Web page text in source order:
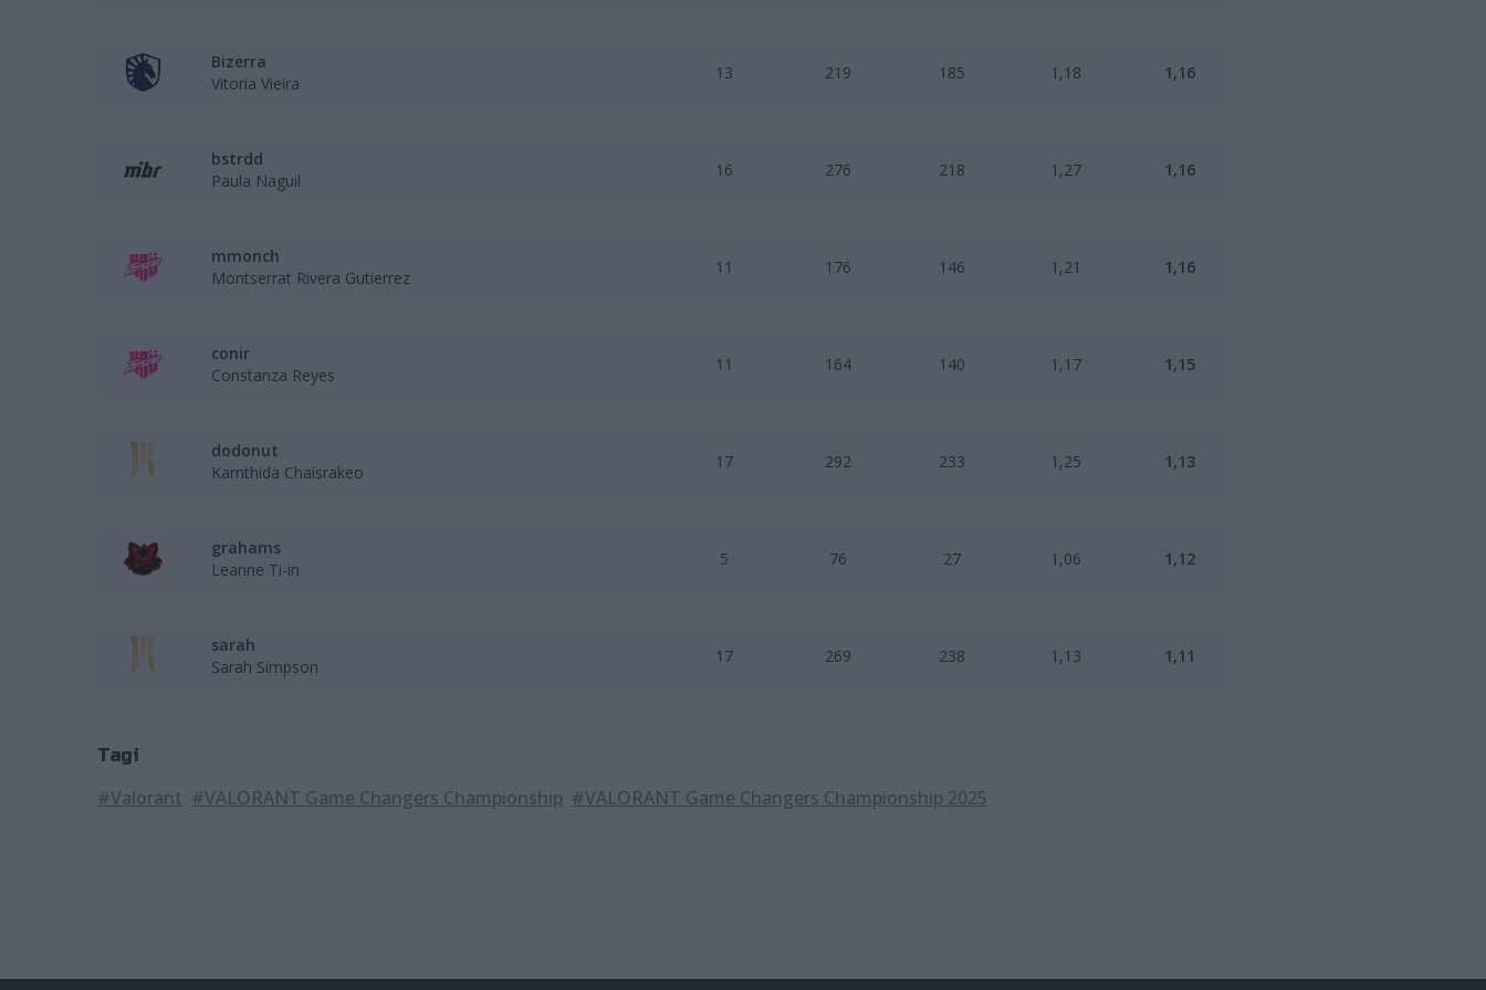
Bizerra
Vitoria Vieira
13 219 185 1,18 1,16
bstrdd
Paula Naguil
16 276 218 1,27 1,16
mmonch
Montserrat Rivera Gutierrez
11 176 146 1,21 1,16
conir
Constanza Reyes
11 164 140 1,17 1,15
dodonut
Karnthida Chaisrakeo
17 292 233 1,25 1,13
grahams
Leanne Ti-in
5 76 27 1,06 1,12
sarah
Sarah Simpson
17 269 238 1,13 1,11
Tagi
#Valorant #VALORANT Game Changers Championship #VALORANT Game Changers Championship 2025